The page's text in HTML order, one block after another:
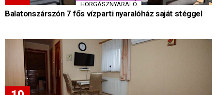
HORGÁSZNYARALÓ
Balatonszárszón 7 fős vízparti nyaralóház saját stéggel